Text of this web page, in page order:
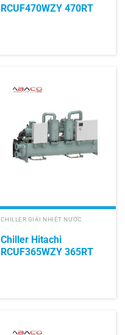
RCUF470WZY 470RT
CHILLER GIẢI NHIỆT NƯỚC
Chiller Hitachi
RCUF365WZY 365RT